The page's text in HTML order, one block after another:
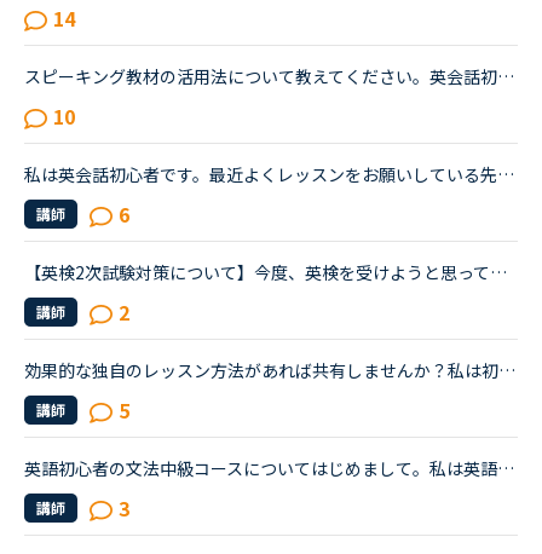
14
スピーキング教材の活用法について教えてください。英会話初心者です。自己紹介・今日何してた？の問いかけに何とか答えられる程度でリスニング・スピーキング共にまだまだ…というレベルです。海外旅行が好きなの...
10
私は英会話初心者です。最近よくレッスンをお願いしている先生が実は中上級者向けだと知りました。紹介欄をよく読まず、対応教材だけで絞り込んだ為に選んでしまいました。とても良い先生で、毎日でも受けたいく...
講師 6
【英検2次試験対策について】今度、英検を受けようと思っています。この休みの機会に2次試験の勉強もしたいと思い、NCに入会したばかりのNC初心者です。英検の2次試験対策のコースがあると思うのですがそれとは別...
講師 2
効果的な独自のレッスン方法があれば共有しませんか？私は初学者で、なかなか実践できる英語が身につかないことにジレンマを感じてから、下記の方法でレッスンを進めるようにしています。それからは、着実に身に...
講師 5
英語初心者の文法中級コースについてはじめまして。私は英語初心者で高校生時代に授業で勉強したくらいのスキルです。少しでも英語スキルを高めたいと思いNCのカウンセラーの方に勉強法を相談したところ文法の初...
講師 3